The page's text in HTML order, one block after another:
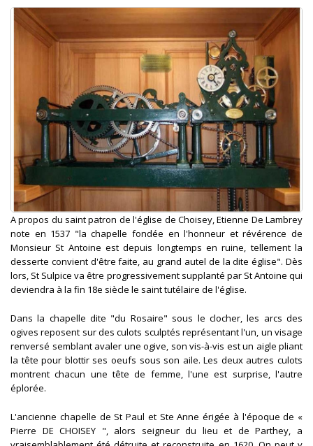
A propos du saint patron de l'église de Choisey, Etienne De Lambrey
note en 1537 "la chapelle fondée en l'honneur et révérence de
Monsieur St Antoine est depuis longtemps en ruine, tellement la
desserte convient d'être faite, au grand autel de la dite église". Dès
lors, St Sulpice va être progressivement supplanté par St Antoine qui
deviendra à la fin 18e siècle le saint tutélaire de l'église.
Dans la chapelle dite "du Rosaire" sous le clocher, les arcs des
ogives reposent sur des culots sculptés représentant l'un, un visage
renversé semblant avaler une ogive, son vis-à-vis est un aigle pliant
la tête pour blottir ses oeufs sous son aile. Les deux autres culots
montrent chacun une tête de femme, l'une est surprise, l'autre
éplorée.
L'ancienne chapelle de St Paul et Ste Anne érigée à l'époque de «
Pierre DE CHOISEY ", alors seigneur du lieu et de Parthey, a